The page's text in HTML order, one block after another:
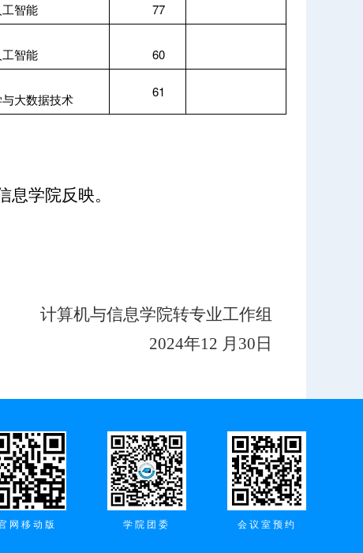
工智能 77
工智能 60
大数据技术 61
学院反映。
计算机与信息学院转专业工作组
2024年12 月30日
网移动版 学院团委 会议室预约